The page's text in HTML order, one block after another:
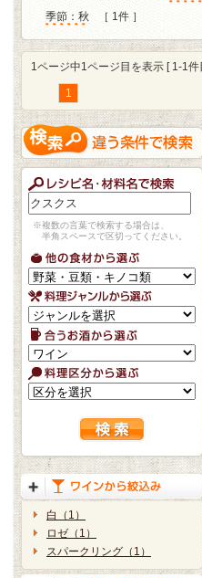
季節：秋
［ 1件 ］
1ページ中1ページ目を表示 [ 1-1件
1
※複数の言葉で検索する場合は、
半角スペースで区切ってください。
白（1）
ロゼ（1）
スパークリング（1）